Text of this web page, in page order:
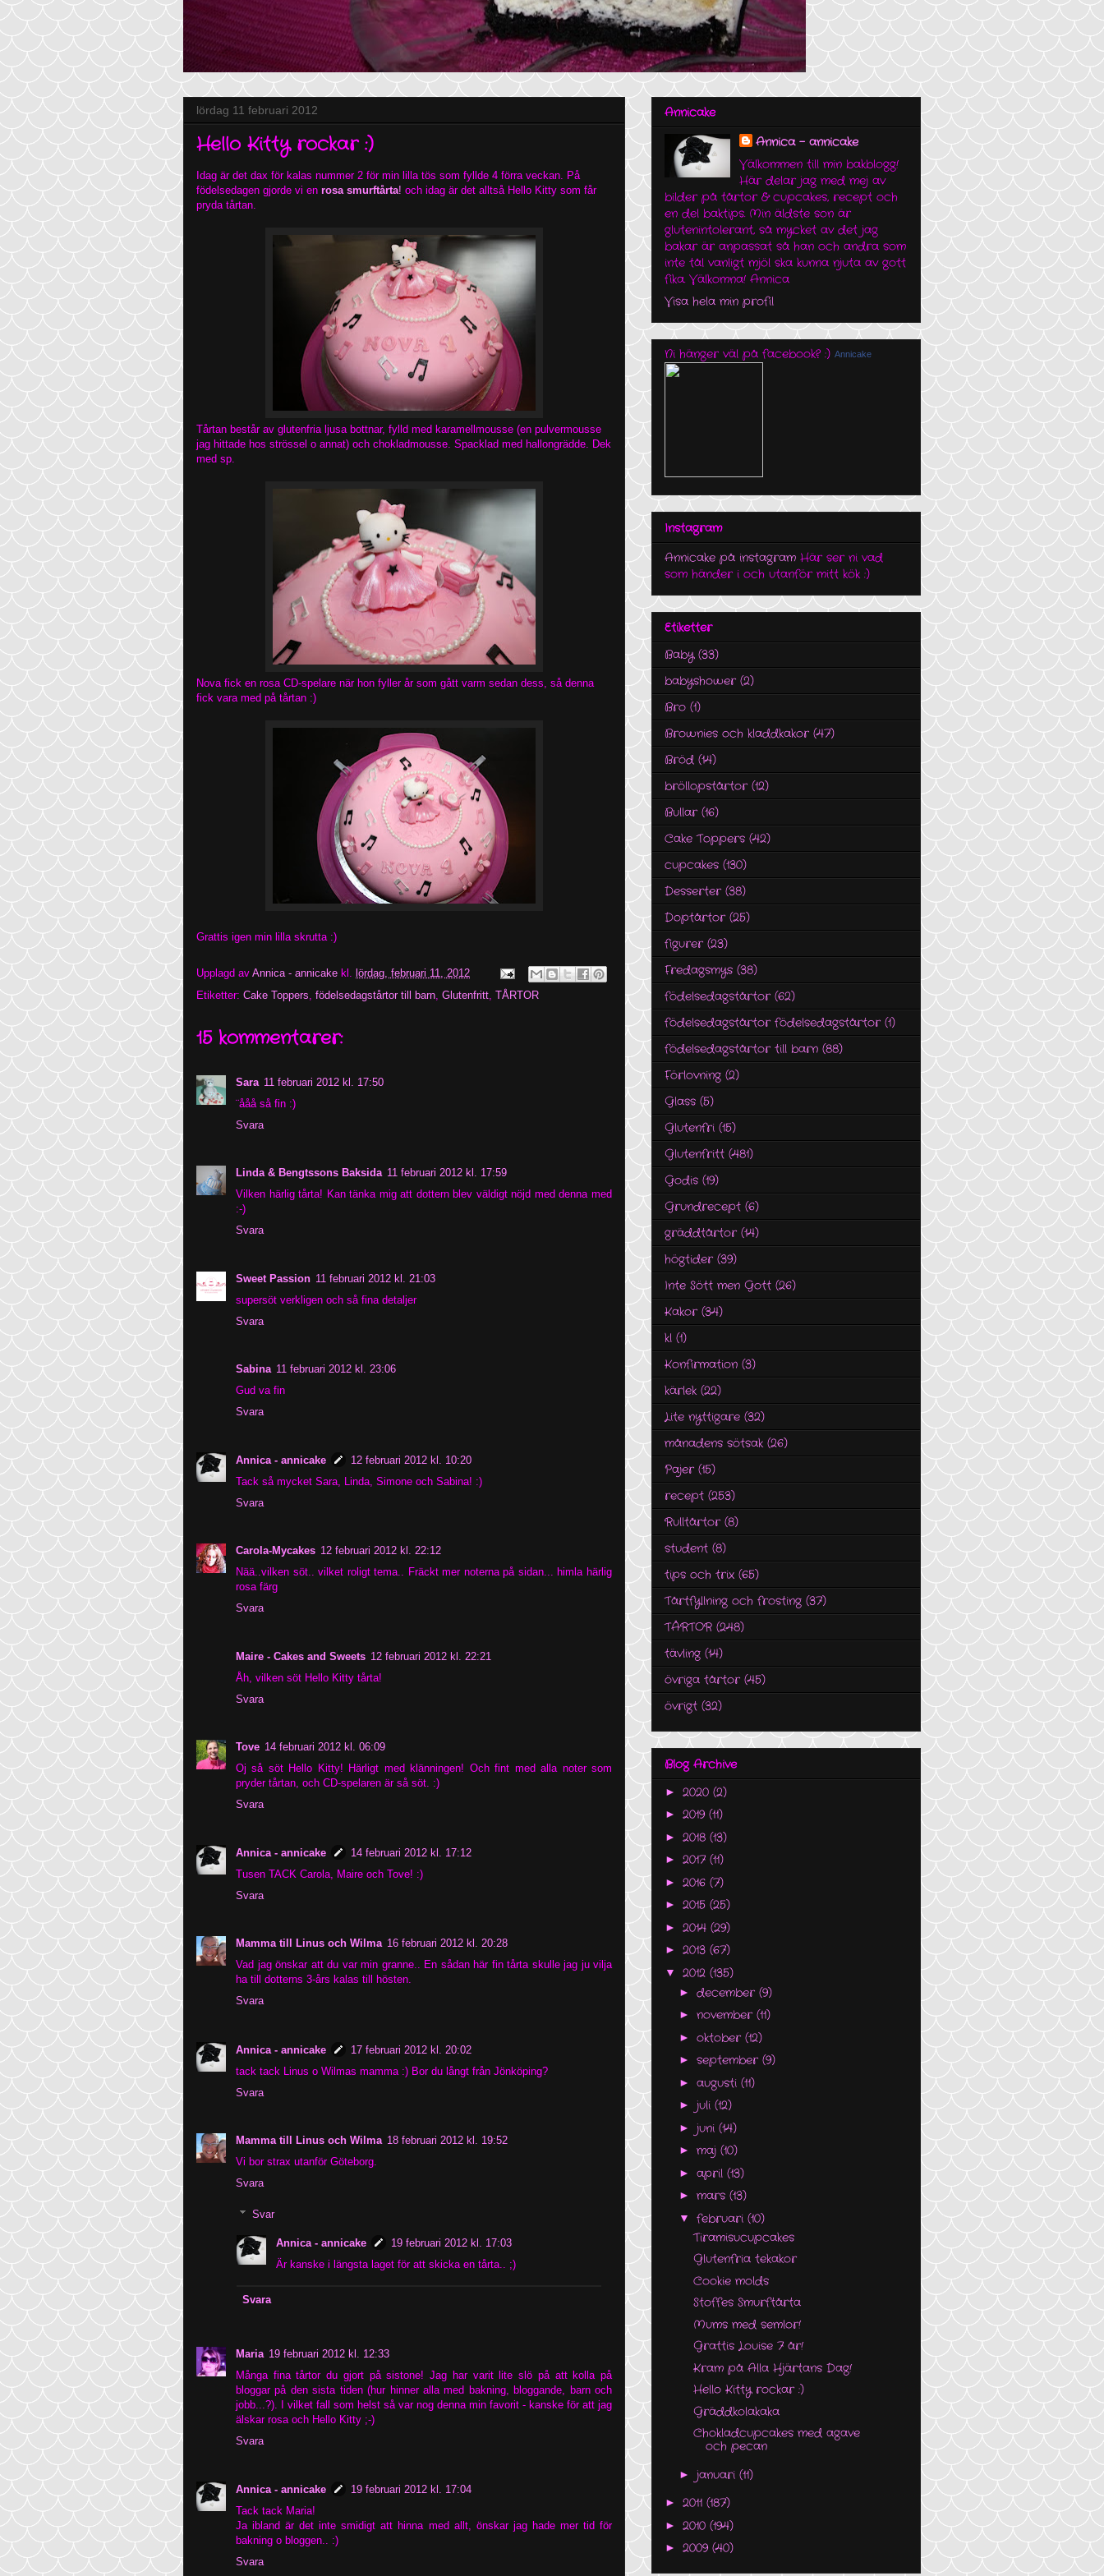
lördag 11 februari 2012
Hello Kitty rockar :)
Idag är det dax för kalas nummer 2 för min lilla tös som fyllde 4 förra veckan. På
födelsedagen gjorde vi en rosa smurftårta! och idag är det alltså Hello Kitty som får
pryda tårtan.
Tårtan består av glutenfria ljusa bottnar, fylld med karamellmousse (en pulvermousse
jag hittade hos strössel o annat) och chokladmousse. Spacklad med hallongrädde. Dek
med sp.
Nova fick en rosa CD-spelare när hon fyller år som gått varm sedan dess, så denna
fick vara med på tårtan :)
Grattis igen min lilla skrutta :)
Upplagd av Annica - annicake kl. lördag, februari 11, 2012
Etiketter: Cake Toppers, födelsedagstårtor till barn, Glutenfritt, TÅRTOR
15 kommentarer:
Sara 11 februari 2012 kl. 17:50
¨ååå så fin :)
Svara
Linda & Bengtssons Baksida 11 februari 2012 kl. 17:59
Vilken härlig tårta! Kan tänka mig att dottern blev väldigt nöjd med denna med
:-)
Svara
Sweet Passion 11 februari 2012 kl. 21:03
supersöt verkligen och så fina detaljer
Svara
Sabina 11 februari 2012 kl. 23:06
Gud va fin
Svara
Annica - annicake
12 februari 2012 kl. 10:20
Tack så mycket Sara, Linda, Simone och Sabina! :)
Svara
Carola-Mycakes 12 februari 2012 kl. 22:12
Nää..vilken söt.. vilket roligt tema.. Fräckt mer noterna på sidan... himla härlig
rosa färg
Svara
Maire - Cakes and Sweets 12 februari 2012 kl. 22:21
Åh, vilken söt Hello Kitty tårta!
Svara
Tove 14 februari 2012 kl. 06:09
Oj så söt Hello Kitty! Härligt med klänningen! Och fint med alla noter som
pryder tårtan, och CD-spelaren är så söt. :)
Svara
Annica - annicake
14 februari 2012 kl. 17:12
Tusen TACK Carola, Maire och Tove! :)
Svara
Mamma till Linus och Wilma 16 februari 2012 kl. 20:28
Vad jag önskar att du var min granne.. En sådan här fin tårta skulle jag ju vilja
ha till dotterns 3-års kalas till hösten.
Svara
Annica - annicake
17 februari 2012 kl. 20:02
tack tack Linus o Wilmas mamma :) Bor du långt från Jönköping?
Svara
Mamma till Linus och Wilma 18 februari 2012 kl. 19:52
Vi bor strax utanför Göteborg.
Svara
Svar
Annica - annicake
19 februari 2012 kl. 17:03
Är kanske i längsta laget för att skicka en tårta.. ;)
Svara
Maria 19 februari 2012 kl. 12:33
Många fina tårtor du gjort på sistone! Jag har varit lite slö på att kolla på
bloggar på den sista tiden (hur hinner alla med bakning, bloggande, barn och
jobb...?). I vilket fall som helst så var nog denna min favorit - kanske för att jag
älskar rosa och Hello Kitty ;-)
Svara
Annica - annicake
19 februari 2012 kl. 17:04
Tack tack Maria!
Ja ibland är det inte smidigt att hinna med allt, önskar jag hade mer tid för
bakning o bloggen.. :)
Svara
Annicake
Annica - annicake
Välkommen till min bakblogg!
Här delar jag med mej av
bilder på tårtor & cupcakes, recept och
en del baktips. Min äldste son är
glutenintolerant, så mycket av det jag
bakar är anpassat så han och andra som
inte tål vanligt mjöl ska kunna njuta av gott
fika. Välkomna! Annica
Visa hela min profil
Ni hänger väl på facebook? :) Annicake
Instagram
Annicake på instagram Här ser ni vad
som händer i och utanför mitt kök :)
Etiketter
Baby (33)
babyshower (2)
Bro (1)
Brownies och kladdkakor (47)
Bröd (14)
bröllopstårtor (12)
Bullar (16)
Cake Toppers (42)
cupcakes (130)
Desserter (38)
Doptårtor (25)
figurer (23)
Fredagsmys (38)
födelsedagstårtor (62)
födelsedagstårtor födelsedagstårtor (1)
födelsedagstårtor till barn (88)
Förlovning (2)
Glass (5)
Glutenfri (15)
Glutenfritt (481)
Godis (19)
Grundrecept (6)
gräddtårtor (14)
högtider (39)
Inte Sött men Gott (26)
Kakor (34)
kl (1)
Konfirmation (3)
kärlek (22)
Lite nyttigare (32)
månadens sötsak (26)
Pajer (15)
recept (253)
Rulltårtor (8)
student (8)
tips och trix (65)
Tårtfyllning och frosting (37)
TÅRTOR (248)
tävling (14)
övriga tårtor (45)
övrigt (32)
Blog Archive
► 2020 (2)
► 2019 (11)
► 2018 (13)
► 2017 (11)
► 2016 (7)
► 2015 (25)
► 2014 (29)
► 2013 (67)
▼ 2012 (135)
► december (9)
► november (11)
► oktober (12)
► september (9)
► augusti (11)
► juli (12)
► juni (14)
► maj (10)
► april (13)
► mars (13)
▼ februari (10)
Tiramisucupcakes
Glutenfria tekakor
Cookie molds
Stoffes Smurftårta
Mums med semlor!
Grattis Louise 7 år!
Kram på Alla Hjärtans Dag!
Hello Kitty rockar :)
Gräddkolakaka
Chokladcupcakes med agave
och pecan
► januari (11)
► 2011 (187)
► 2010 (194)
► 2009 (40)